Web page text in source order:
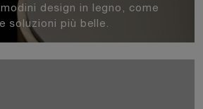
design in legno, come
soluzioni più belle.